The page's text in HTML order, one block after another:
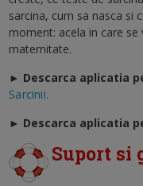
sarcina, cum sa nasca si
moment: acela in care se
maternitate.
► Descarca aplicatia
Sarcinii.
► Descarca aplicatia
Suport si